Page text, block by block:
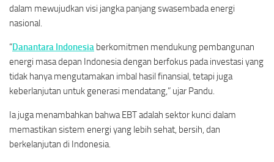
dalam mewujudkan visi jangka panjang swasembada energi
nasional.
“Danantara Indonesia berkomitmen mendukung pembangunan
energi masa depan Indonesia dengan berfokus pada investasi yang
tidak hanya mengutamakan imbal hasil finansial, tetapi juga
keberlanjutan untuk generasi mendatang,” ujar Pandu.
Ia juga menambahkan bahwa EBT adalah sektor kunci dalam
memastikan sistem energi yang lebih sehat, bersih, dan
berkelanjutan di Indonesia.